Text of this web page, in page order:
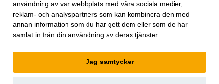
Vår integritetspolicy
Prenumerationsvillkor
E-tidningen
Facebook
Linkedin
användning av vår webbplats med våra sociala medier,
reklam- och analyspartners som kan kombinera den med
annan information som du har gett dem eller som de har
samlat in från din användning av deras tjänster.
Jag samtycker